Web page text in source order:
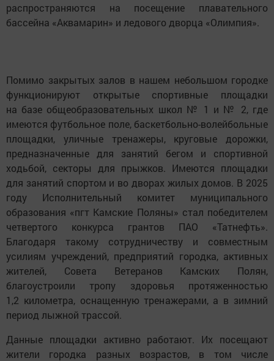
распространяются на посещение плавательного
бассейна «Аквамарин» и ледового дворца «Олимпия».
Помимо закрытых залов в нашем небольшом городке
функционируют открытые спортивные площадки
на базе общеобразовательных школ № 1 и № 2, где
имеются футбольное поле, баскетбольно-волейбольные
площадки, уличные тренажеры, круговые дорожки,
предназначенные для занятий бегом и спортивной
ходьбой, секторы для прыжков. Имеются площадки
для занятий спортом и во дворах жилых домов. В 2025
году Исполнительный комитет муниципального
образования «пгт Камские Поляны» стал победителем
четвертого конкурса грантов ПАО «Татнефть».
Благодаря такому сотрудничеству и совместным
усилиям учреждений, предприятий городка, активных
жителей, Совета Ветеранов Камских Полян,
благоустроили тропу здоровья протяженностью
1,2 километра, оснащенную тренажерами, а в зимний
период лыжной трассой.
Данные площадки активно работают. Их посещают
жители городка разных возрастов, в том числе